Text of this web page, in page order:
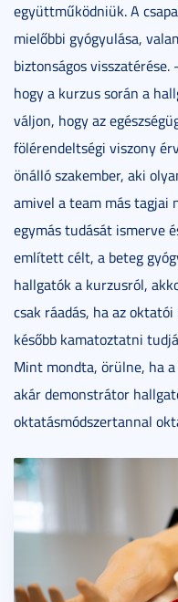
együttműködniük. A
mielőbbi gyógyulása,
biztonságos
hogy a kurzus során a
váljon, hogy az
fölérendeltségi viszony
önálló szakember, aki
amivel a team más tagjai
egymás tudását ismerve
említett célt, a beteg
hallgatók a kurzusról,
csak ráadás, ha az
később kamatoztatni
Mint mondta, örülne, ha
akár demonstrátor
oktatásmódszertannal